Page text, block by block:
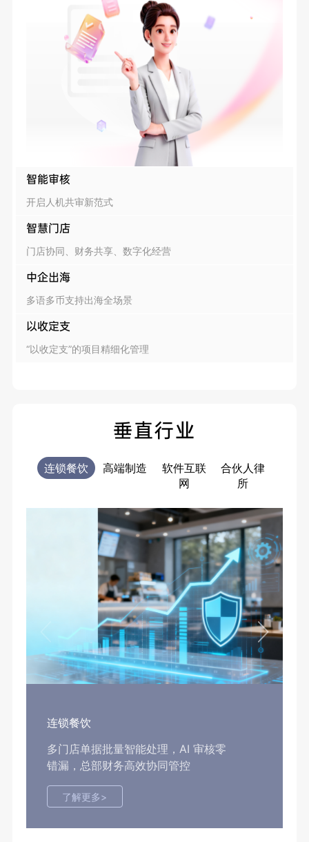
智能审核
开启人机共审新范式
智慧门店
门店协同、财务共享、数字化经营
中企出海
多语多币支持出海全场景
以收定支
“以收定支”的项目精细化管理
垂直行业
连锁餐饮 高端制造
软件互联
网
合伙人律
所
连锁餐饮
多门店单据批量智能处理，AI 审核零
错漏，总部财务高效协同管控
了解更多>